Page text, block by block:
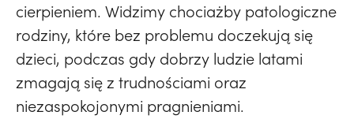
cierpieniem. Widzimy chociażby patologiczne
rodziny, które bez problemu doczekują się
dzieci, podczas gdy dobrzy ludzie latami
zmagają się z trudnościami oraz
niezaspokojonymi pragnieniami.